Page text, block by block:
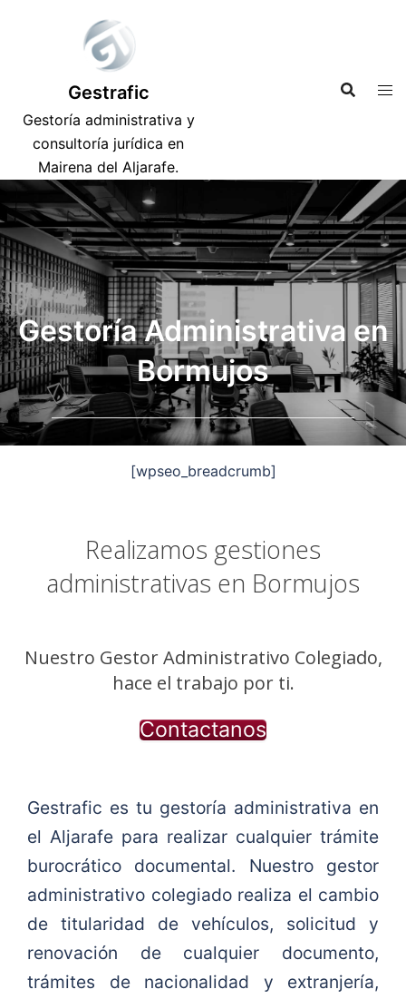
Gestrafic
Gestoría administrativa y
consultoría jurídica en
Mairena del Aljarafe.
Gestoría Administrativa en
Bormujos
[wpseo_breadcrumb]
Realizamos gestiones
administrativas en Bormujos
Nuestro Gestor Administrativo Colegiado,
hace el trabajo por ti.
Contactanos
Gestrafic es tu gestoría administrativa en
el Aljarafe para realizar cualquier trámite
burocrático documental. Nuestro gestor
administrativo colegiado realiza el cambio
de titularidad de vehículos, solicitud y
renovación de cualquier documento,
trámites de nacionalidad y extranjería,